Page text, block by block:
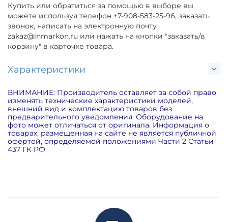
Купить или обратиться за помощью в выборе вы
можете используя телефон +7-908-583-25-96, заказать
звонок, написать на электронную почту
zakaz@inmarkon.ru или нажать на кнопки "заказать/в
корзину" в карточке товара.
Характеристики
ВНИМАНИЕ: Производитель оставляет за собой право
изменять технические характеристики моделей,
внешний вид и комплектацию товаров без
предварительного уведомления. Оборудование на
фото может отличаться от оригинала. Информация о
товарах, размещенная на сайте не является публичной
офертой, определяемой положениями Части 2 Статьи
437 ГК РФ